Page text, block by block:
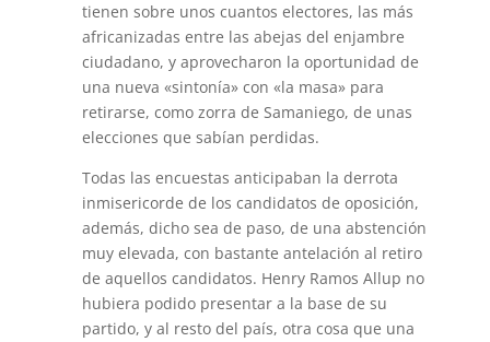
tienen sobre unos cuantos electores, las más
africanizadas entre las abejas del enjambre
ciudadano, y aprovecharon la oportunidad de
una nueva «sintonía» con «la masa» para
retirarse, como zorra de Samaniego, de unas
elecciones que sabían perdidas.
Todas las encuestas anticipaban la derrota
inmisericorde de los candidatos de oposición,
además, dicho sea de paso, de una abstención
muy elevada, con bastante antelación al retiro
de aquellos candidatos. Henry Ramos Allup no
hubiera podido presentar a la base de su
partido, y al resto del país, otra cosa que una